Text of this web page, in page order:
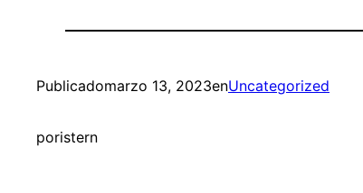
Publicadomarzo 13, 2023enUncategorized
poristern